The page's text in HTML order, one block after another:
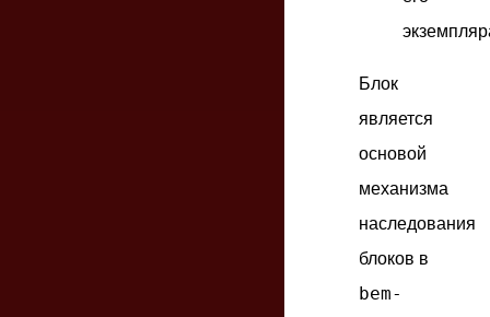
Блок
является
основой
механизма
наследования
блоков в
bem-